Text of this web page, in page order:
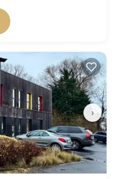
›